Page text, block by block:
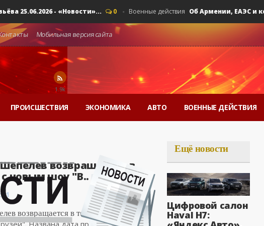
- «Новости»... 0 Военные действия Об Армении, ЕАЭС и
Мобильная версия сайта
1.9k
ПРОИСШЕСТВИЯ ЭКОНОМИКА АВТО ВОЕННЫЕ ДЕЙСТВИЯ
возвращается в
новым шоу "В..
возвращается в телеэфир с новым
Названа дата премьеры
Ещё новости
Цифровой салон
Haval H7: